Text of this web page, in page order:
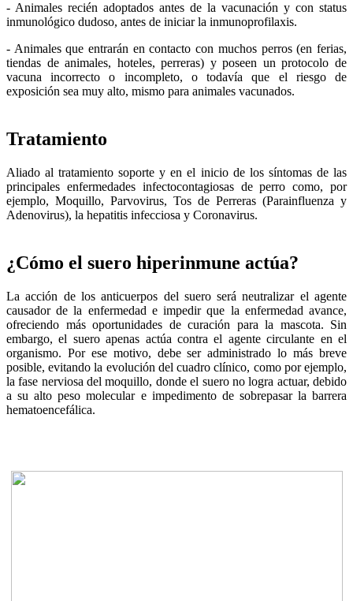
- Animales recién adoptados antes de la vacunación y con status
inmunológico dudoso, antes de iniciar la inmunoprofilaxis.
- Animales que entrarán en contacto con muchos perros (en ferias,
tiendas de animales, hoteles, perreras) y poseen un protocolo de
vacuna incorrecto o incompleto, o todavía que el riesgo de
exposición sea muy alto, mismo para animales vacunados.
Tratamiento
Aliado al tratamiento soporte y en el inicio de los síntomas de las
principales enfermedades infectocontagiosas de perro como, por
ejemplo, Moquillo, Parvovirus, Tos de Perreras (Parainfluenza y
Adenovirus), la hepatitis infecciosa y Coronavirus.
¿Cómo el suero hiperinmune actúa?
La acción de los anticuerpos del suero será neutralizar el agente
causador de la enfermedad e impedir que la enfermedad avance,
ofreciendo más oportunidades de curación para la mascota. Sin
embargo, el suero apenas actúa contra el agente circulante en el
organismo. Por ese motivo, debe ser administrado lo más breve
posible, evitando la evolución del cuadro clínico, como por ejemplo,
la fase nerviosa del moquillo, donde el suero no logra actuar, debido
a su alto peso molecular e impedimento de sobrepasar la barrera
hematoencefálica.